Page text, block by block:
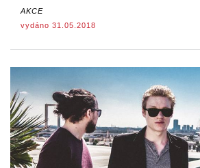
AKCE
vydáno 31.05.2018